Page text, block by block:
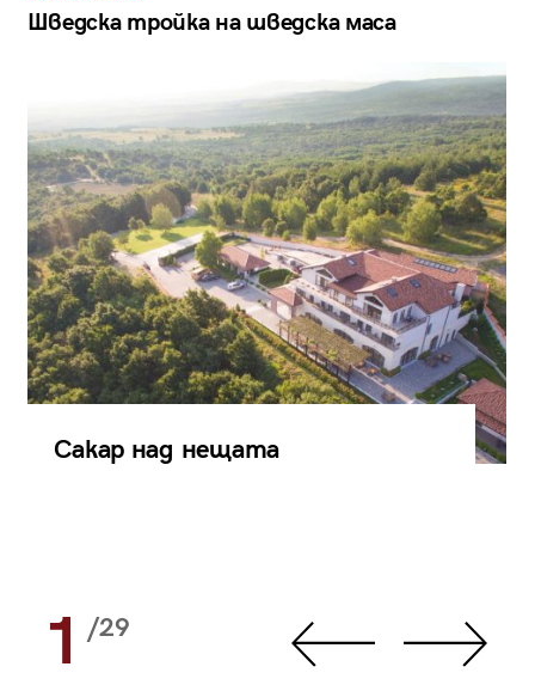
Шведска тройка на шведска маса
Сакар над нещата
1 /29